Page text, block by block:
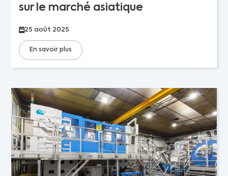
sur le marché asiatique
25 août 2025
En savoir plus